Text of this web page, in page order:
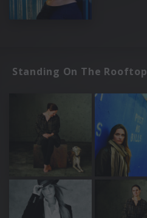
Standing On The Rooftop